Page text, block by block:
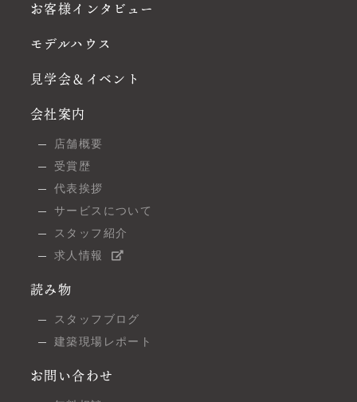
お客様インタビュー
モデルハウス
見学会＆イベント
会社案内
店舗概要
受賞歴
代表挨拶
サービスについて
スタッフ紹介
求人情報
読み物
スタッフブログ
建築現場レポート
お問い合わせ